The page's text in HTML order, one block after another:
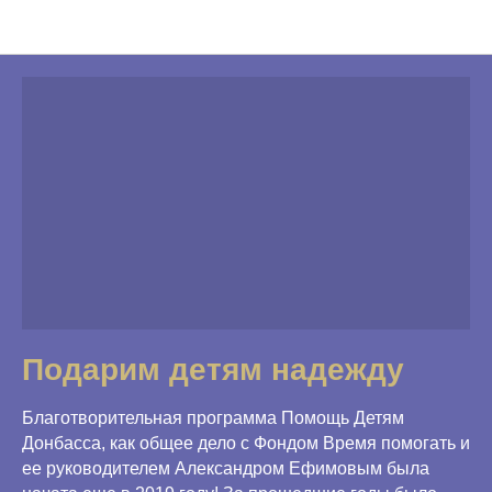
Подарим детям надежду
Благотворительная программа Помощь Детям
Донбасса, как общее дело с Фондом Время помогать и
ее руководителем Александром Ефимовым была